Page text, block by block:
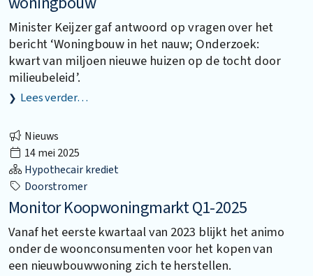
Minister Keijzer gaf antwoord op vragen over het
bericht ‘Woningbouw in het nauw; Onderzoek:
kwart van miljoen nieuwe huizen op de tocht door
milieubeleid’.
Lees verder…
Nieuws
14 mei 2025
Hypothecair krediet
Doorstromer
Monitor Koopwoningmarkt Q1-2025
Vanaf het eerste kwartaal van 2023 blijkt het animo
onder de woonconsumenten voor het kopen van
een nieuwbouwwoning zich te herstellen.